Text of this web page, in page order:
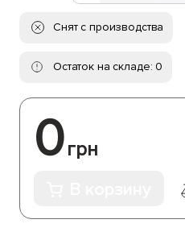
Снят с производства
Остаток на складе: 0
0грн